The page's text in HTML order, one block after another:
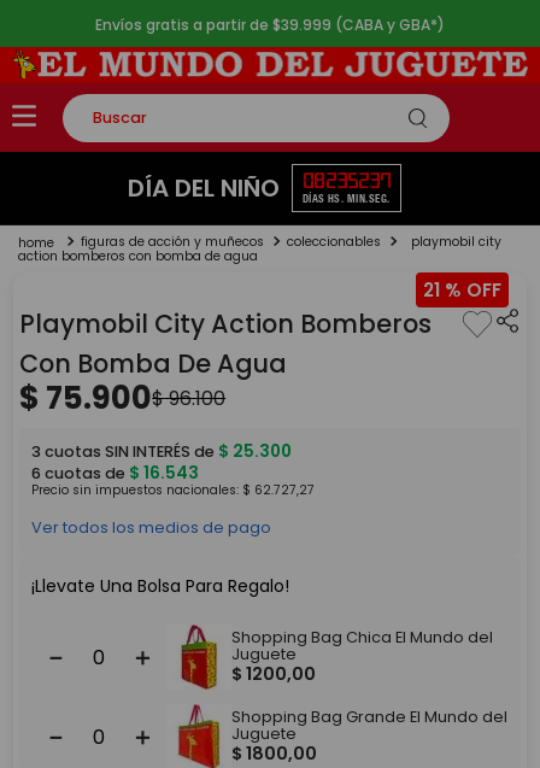
Envíos gratis a partir de $39.999 (CABA y GBA*)
Buscar
TÉRMINOS MÁS BUSCADOS
2.
lego
4
monopatin
5. toy story
DÍA DEL NIÑO 08
DÍAS
23
HS.
52
MIN.
37
SEG.
figuras de acción y muñecos coleccionables playmobil city
action bomberos con bomba de agua
21 %
Playmobil City Action Bomberos
Con Bomba De Agua
$ 75.900$96.100
3 cuotas SIN INTERÉS de $ 25.300
6 cuotas de $ 16.543
Precio sin impuestos nacionales: $ 62.727,27
Ver todos los medios de pago
¡Llevate Una Bolsa Para Regalo!
＋
－
Shopping Bag Chica El Mundo del
Juguete
$ 1200,00
＋
－
Shopping Bag Grande El Mundo del
Juguete
$ 1800,00